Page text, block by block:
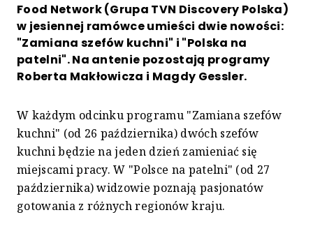
Food Network (Grupa TVN Discovery Polska)
w jesiennej ramówce umieści dwie nowości:
"Zamiana szefów kuchni" i "Polska na
patelni". Na antenie pozostają programy
Roberta Makłowicza i Magdy Gessler.
W każdym odcinku programu "Zamiana szefów
kuchni" (od 26 października) dwóch szefów
kuchni będzie na jeden dzień zamieniać się
miejscami pracy. W "Polsce na patelni" (od 27
października) widzowie poznają pasjonatów
gotowania z różnych regionów kraju.